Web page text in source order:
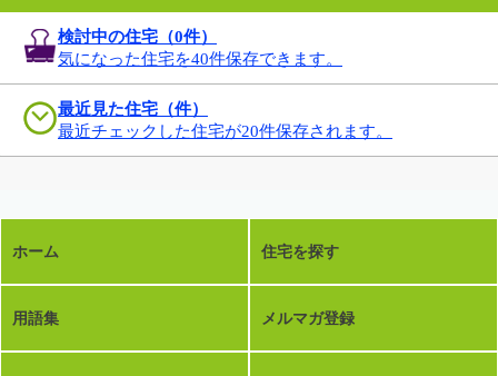
検討中の住宅（0件）
気になった住宅を40件保存できます。
最近見た住宅（件）
最近チェックした住宅が20件保存されます。
ホーム 住宅を探す
用語集 メルマガ登録